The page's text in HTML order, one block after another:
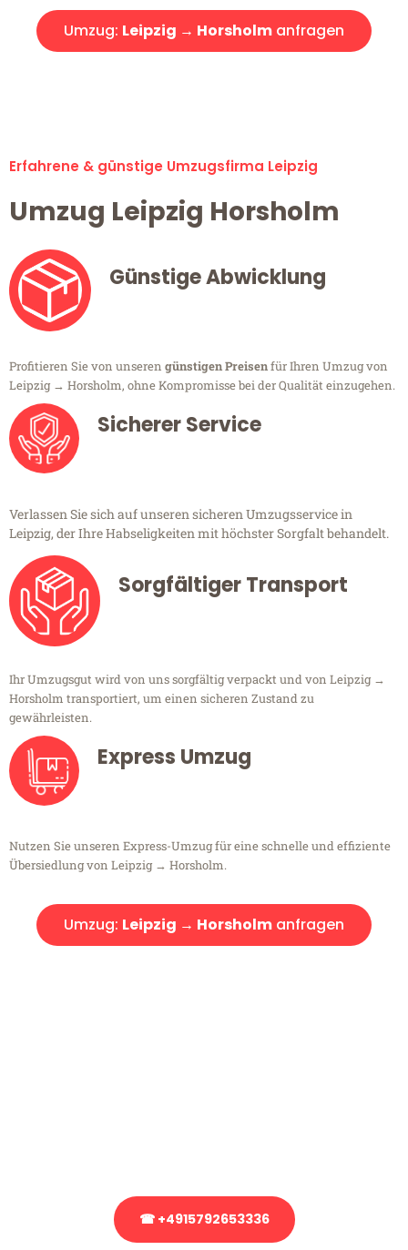
Umzug: Leipzig → Horsholm anfragen
Erfahrene & günstige Umzugsfirma Leipzig
Umzug Leipzig Horsholm
Günstige Abwicklung
Profitieren Sie von unseren günstigen Preisenfür Ihren Umzug von
Leipzig → Horsholm, ohne Kompromisse bei der Qualität einzugehen.
Sicherer Service
Verlassen Sie sich auf unseren sicheren Umzugsservice in
Leipzig, der Ihre Habseligkeiten mit höchster Sorgfalt behandelt.
Sorgfältiger Transport
Ihr Umzugsgut wird von uns sorgfältig verpackt und von Leipzig →
Horsholm transportiert, um einen sicheren Zustand zu
gewährleisten.
Express Umzug
Nutzen Sie unseren Express-Umzug für eine schnelle und effiziente
Übersiedlung von Leipzig → Horsholm.
Umzug: Leipzig → Horsholm anfragen
☎ +4915792653336